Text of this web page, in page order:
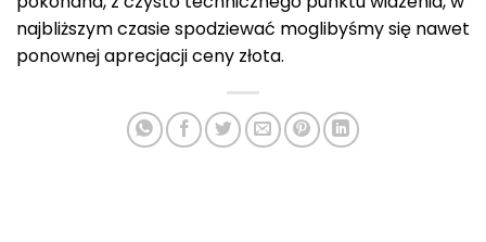
najbliższym czasie spodziewać moglibyśmy się nawet
ponownej aprecjacji ceny złota.